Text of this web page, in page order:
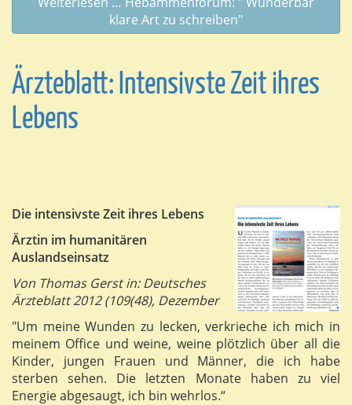
klare Art zu schreiben"
Ärzteblatt: Intensivste Zeit ihres
Lebens
Die intensivste Zeit ihres Lebens
Ärztin im humanitären
Auslandseinsatz
Von Thomas Gerst in: Deutsches
Ärzteblatt 2012 (109(48), Dezember
"Um meine Wunden zu lecken, verkrieche ich mich in
meinem Office und weine, weine plötzlich über all die
Kinder, jungen Frauen und Männer, die ich habe
sterben sehen. Die letzten Monate haben zu viel
Energie abgesaugt, ich bin wehrlos.“